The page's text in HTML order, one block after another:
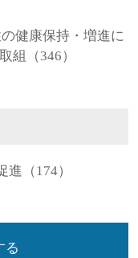
健康保持・増進に
組（346）
（174）